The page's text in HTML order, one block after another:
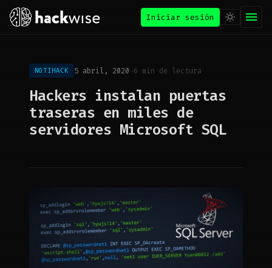
Iniciar sesión
NOTIHACK 5 abril, 2020 ·6 min de lectura
Hackers instalan puertas
traseras en miles de
servidores Microsoft SQL